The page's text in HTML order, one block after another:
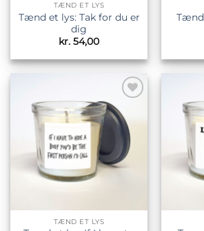
TÆND ET LYS
Tænd et lys: Tak for du er
dig
kr. 54,00
Tænd
Tilføj til
ønskeliste
TÆND ET LYS